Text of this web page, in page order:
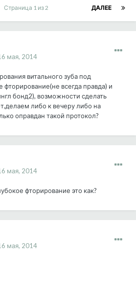
ДАЛЕЕ
Страница 1 из 2
мая, 2014
витального зуба под
фторирование(не всегда правда) и
бонд2), возможности сделать
либо к вечеру либо на
оправдан такой протокол?
мая, 2014
фторирование это как?
мая, 2014